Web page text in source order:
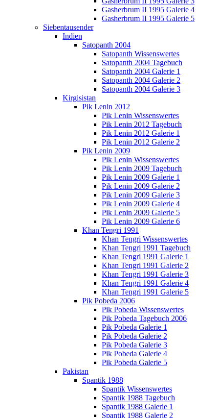
Gasherbrum II 1995 Galerie 4
Gasherbrum II 1995 Galerie 5
Siebentausender
Indien
Satopanth 2004
Satopanth Wissenswertes
Satopanth 2004 Tagebuch
Satopanth 2004 Galerie 1
Satopanth 2004 Galerie 2
Satopanth 2004 Galerie 3
Kirgisistan
Pik Lenin 2012
Pik Lenin Wissenswertes
Pik Lenin 2012 Tagebuch
Pik Lenin 2012 Galerie 1
Pik Lenin 2012 Galerie 2
Pik Lenin 2009
Pik Lenin Wissenswertes
Pik Lenin 2009 Tagebuch
Pik Lenin 2009 Galerie 1
Pik Lenin 2009 Galerie 2
Pik Lenin 2009 Galerie 3
Pik Lenin 2009 Galerie 4
Pik Lenin 2009 Galerie 5
Pik Lenin 2009 Galerie 6
Khan Tengri 1991
Khan Tengri Wissenswertes
Khan Tengri 1991 Tagebuch
Khan Tengri 1991 Galerie 1
Khan Tengri 1991 Galerie 2
Khan Tengri 1991 Galerie 3
Khan Tengri 1991 Galerie 4
Khan Tengri 1991 Galerie 5
Pik Pobeda 2006
Pik Pobeda Wissenswertes
Pik Pobeda Tagebuch 2006
Pik Pobeda Galerie 1
Pik Pobeda Galerie 2
Pik Pobeda Galerie 3
Pik Pobeda Galerie 4
Pik Pobeda Galerie 5
Pakistan
Spantik 1988
Spantik Wissenswertes
Spantik 1988 Tagebuch
Spantik 1988 Galerie 1
Spantik 1988 Galerie 2